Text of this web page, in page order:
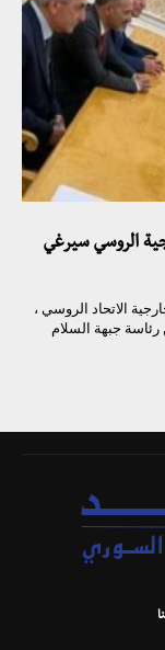
الروسي سيرغي
الاتحاد الروسي ،
/ نوفمبر 2021، وفداً من رئاسة جبهة السلام